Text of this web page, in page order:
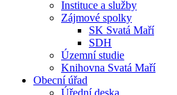
Instituce a služby
Zájmové spolky
SK Svatá Maří
SDH
Územní studie
Knihovna Svatá Maří
Obecní úřad
Úřední deska